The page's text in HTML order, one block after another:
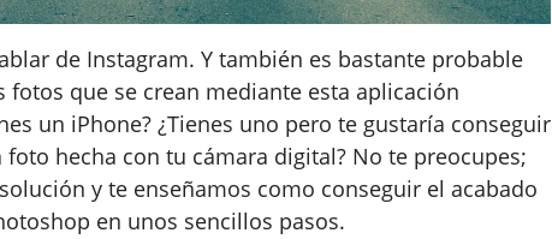
de Instagram. Y también es bastante probable
fotos que se crean mediante esta aplicación
un iPhone? ¿Tienes uno pero te gustaría conseguir
hecha con tu cámara digital? No te preocupes;
y te enseñamos como conseguir el acabado
en unos sencillos pasos.